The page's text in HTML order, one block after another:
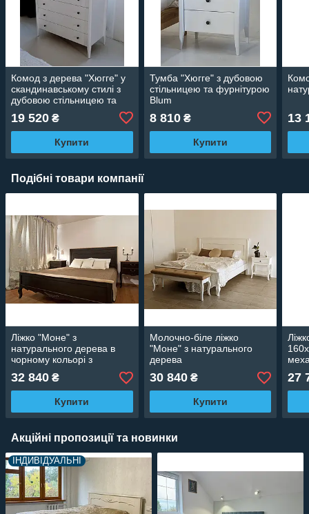
Комод з дерева "Хюгге" у
скандинавському стилі з
дубовою стільницею та
19 520 ₴
Купити
Тумба "Хюгге" з дубовою
стільницею та фурнітурою
Blum
8 810₴
Купити
13
Подібні товари компанії
Ліжко "Моне" з
натурального дерева в
чорному кольорі з
32 840 ₴
Купити
Молочно-біле ліжко
"Моне" з натурального
дерева
30 840₴
Купити
27
Акційні пропозиції та новинки
ІНДИВІДУАЛЬНІ